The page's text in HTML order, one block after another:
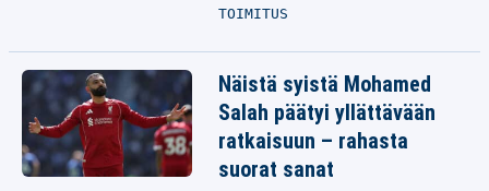
TOIMITUS
Näistä syistä Mohamed
Salah päätyi yllättävään
ratkaisuun – rahasta
suorat sanat